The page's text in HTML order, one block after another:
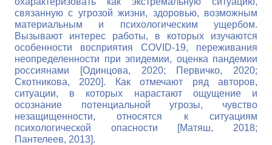
связанную с угрозой жизни, здоровью, возможным
материальным и психологическим ущербом.
Вызывают интерес работы, в которых изучаются
особенности восприятия COVID-19, переживания
неопределенности при эпидемии, оценка пандемии
россиянами
[Одинцова, 2020; Первичко, 2020;
Скотникова, 2020]. Как отмечают ряд авторов,
ситуации, в которых нарастают ощущение и
осознание потенциальной угрозы, чувство
незащищенности, относятся к ситуациям
психологической опасности [Матяш, 2018;
Пантелеев, 2013].